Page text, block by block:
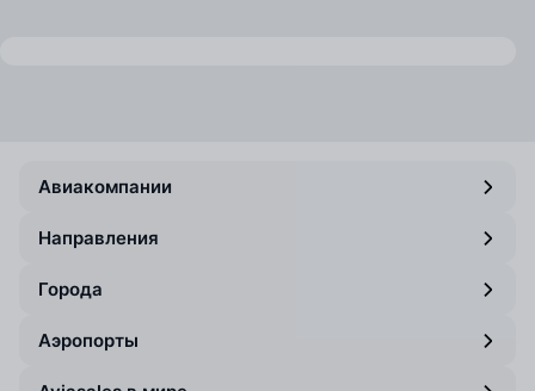
Авиакомпании
Направления
Города
Аэропорты